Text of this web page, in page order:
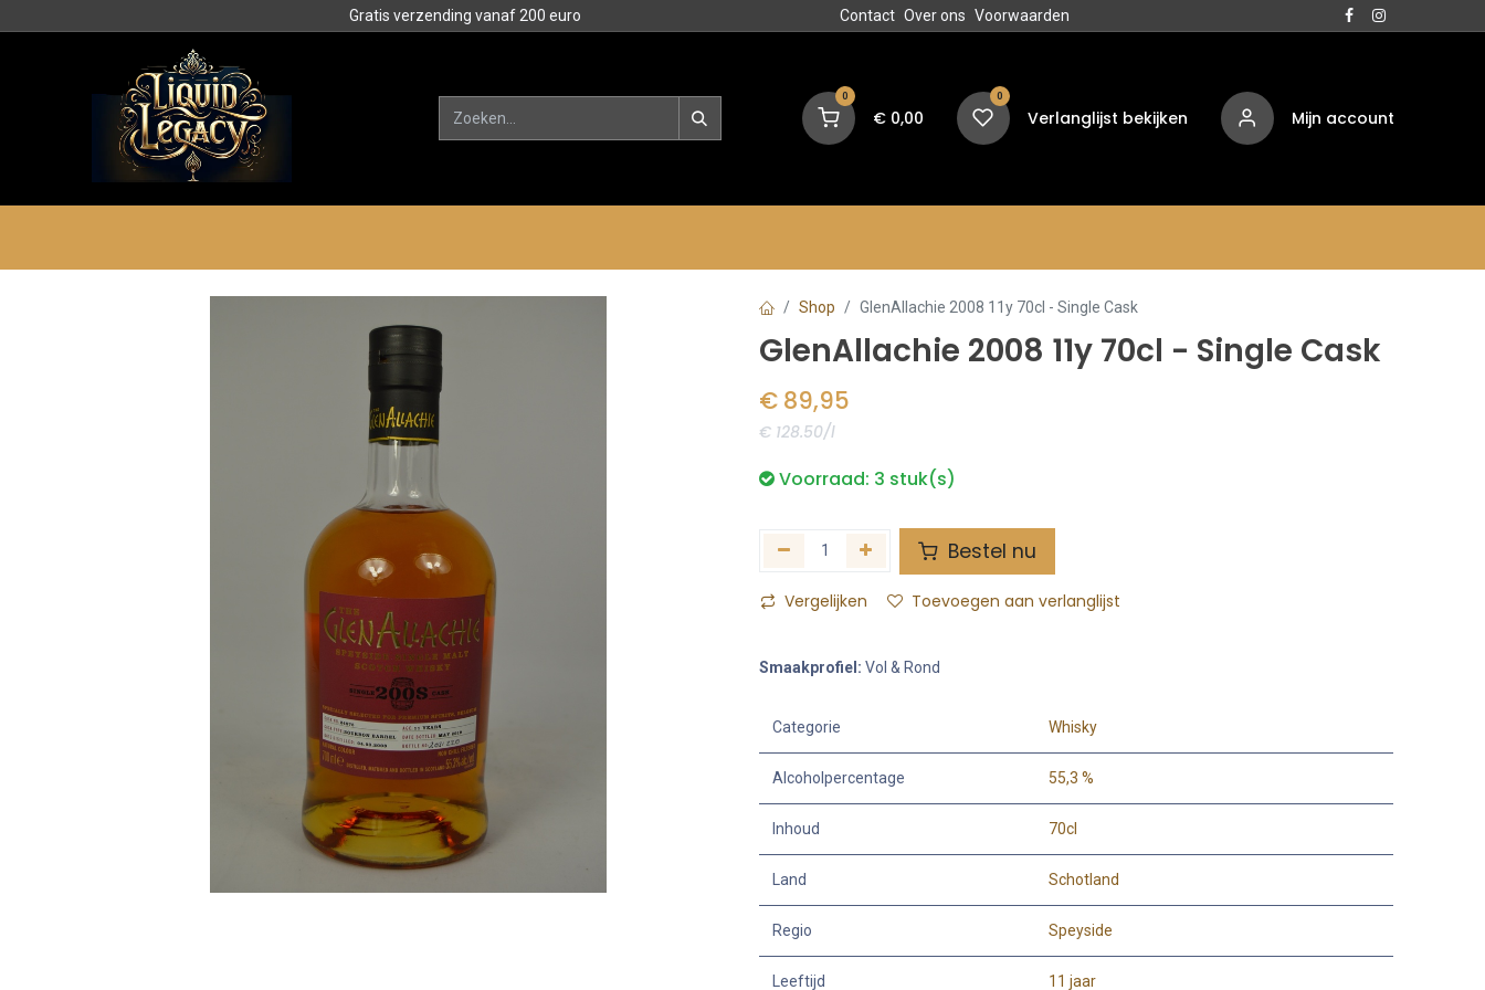
Gratis verzending vanaf 200 euro Contact Over ons Voorwaarden
0
€ 0,00
0
Verlanglijst bekijken Mijn account
Shop GlenAllachie 2008 11y 70cl - Single Cask
GlenAllachie 2008 11y 70cl - Single Cask
€ 89,95
€ 128.50/l
Voorraad: 3 stuk(s)
Bestel nu
Vergelijken Toevoegen aan verlanglijst
Smaakprofiel: Vol & Rond
Categorie Whisky
Alcoholpercentage 55,3 %
Inhoud 70cl
Land Schotland
Regio Speyside
Leeftijd 11 jaar